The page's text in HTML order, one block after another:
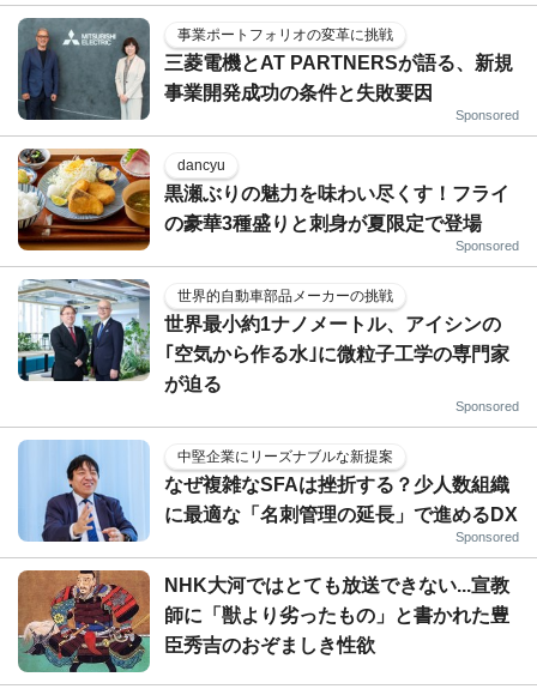
事業ポートフォリオの変革に挑戦
三菱電機とAT PARTNERSが語る、新規
事業開発成功の条件と失敗要因
Sponsored
dancyu
黒瀬ぶりの魅力を味わい尽くす！フライ
の豪華3種盛りと刺身が夏限定で登場
Sponsored
世界的自動車部品メーカーの挑戦
世界最小約1ナノメートル、アイシンの
｢空気から作る水｣に微粒子工学の専門家
が迫る
Sponsored
中堅企業にリーズナブルな新提案
なぜ複雑なSFAは挫折する？少人数組織
に最適な「名刺管理の延長」で進めるDX
Sponsored
NHK大河ではとても放送できない...宣教
師に「獣より劣ったもの」と書かれた豊
臣秀吉のおぞましき性欲